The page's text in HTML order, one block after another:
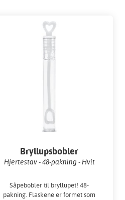
Bryllupsbobler
Hjertestav - 48-pakning - Hvit
Såpebobler til bryllupet! 48-
pakning. Flaskene er formet som